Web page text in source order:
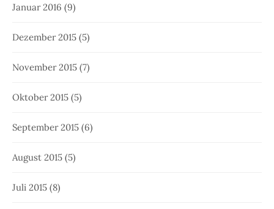
Januar 2016 (9)
Dezember 2015 (5)
November 2015 (7)
Oktober 2015 (5)
September 2015 (6)
August 2015 (5)
Juli 2015 (8)